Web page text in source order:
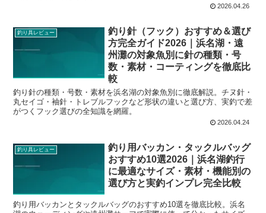
2026.04.26
釣り具レビュー
釣り針（フック）おすすめ＆選び
方完全ガイド2026｜浜名湖・遠
州灘の対象魚別に針の種類・号
数・素材・コーティングを徹底比
較
釣り針の種類・号数・素材を浜名湖の対象魚別に徹底解説。チヌ針・
丸セイゴ・袖針・トレブルフックなど形状の違いと選び方、実釣で差
がつくフック選びの全知識を網羅。
2026.04.24
釣り具レビュー
釣り用バッカン・タックルバッグ
おすすめ10選2026｜浜名湖釣行
に最適なサイズ・素材・機能別の
選び方と実釣インプレ完全比較
釣り用バッカンとタックルバッグのおすすめ10選を徹底比較。浜名